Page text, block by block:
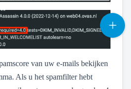
van uw e-mails bekijken
Als u het spamfilter hebt